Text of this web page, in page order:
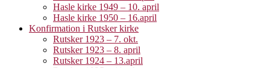
Hasle kirke 1949 – 10. april
Hasle kirke 1950 – 16.april
Konfirmation i Rutsker kirke
Rutsker 1923 – 7. okt.
Rutsker 1923 – 8. april
Rutsker 1924 – 13.april